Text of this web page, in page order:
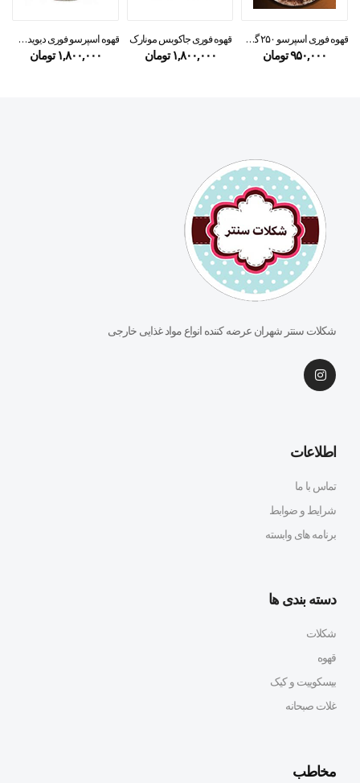
قهوه فوری اسپرسو ۲۵۰ گرمی
۹۵۰,۰۰۰تومان
قهوه فوری جاکوبس مونارک
۱,۸۰۰,۰۰۰ تومان
قهوه اسپرسو فوری دیویدف ۱۰۰ گرمی
۱,۸۰۰,۰۰۰ تومان
شکلات سنتر شهران عرضه کننده انواع مواد غذایی خارجی
اطلاعات
تماس با ما
شرایط و ضوابط
برنامه های وابسته
دسته بندی ها
شکلات
قهوه
بیسکوییت و کیک
غلات صبحانه
مخاطب